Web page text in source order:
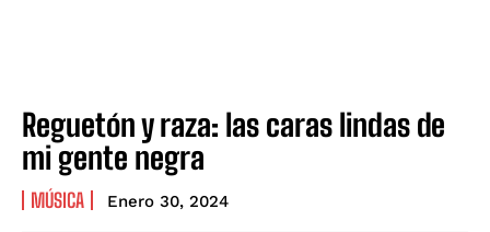
Reguetón y raza: las caras lindas de
mi gente negra
MÚSICA Enero 30, 2024